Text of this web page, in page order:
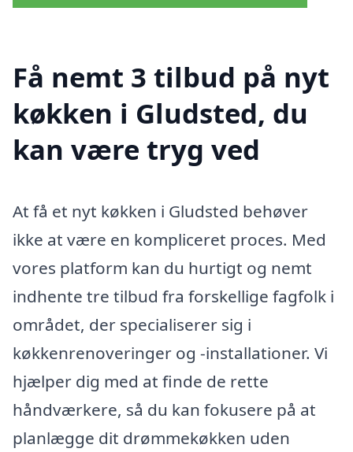
Få nemt 3 tilbud på nyt
køkken i Gludsted, du
kan være tryg ved
At få et nyt køkken i Gludsted behøver
ikke at være en kompliceret proces. Med
vores platform kan du hurtigt og nemt
indhente tre tilbud fra forskellige fagfolk i
området, der specialiserer sig i
køkkenrenoveringer og -installationer. Vi
hjælper dig med at finde de rette
håndværkere, så du kan fokusere på at
planlægge dit drømmekøkken uden